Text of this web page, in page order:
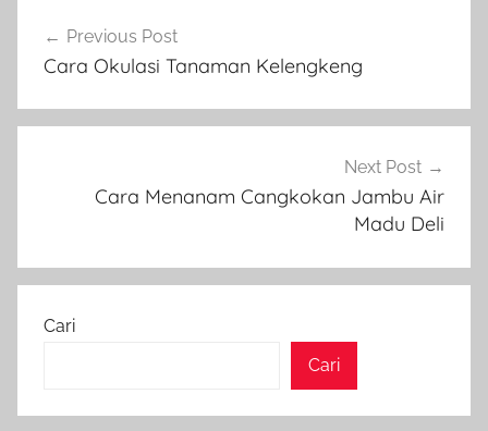
pos
Previous Post
Cara Okulasi Tanaman Kelengkeng
Next Post
Cara Menanam Cangkokan Jambu Air
Madu Deli
Cari
Cari